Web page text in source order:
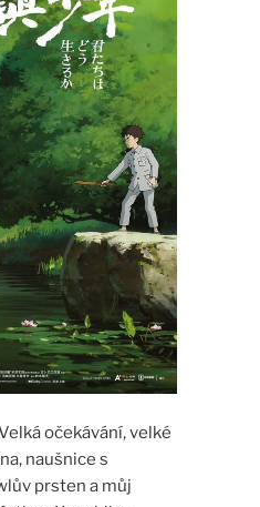
očekávání, velké
naušnice s
prsten a můj